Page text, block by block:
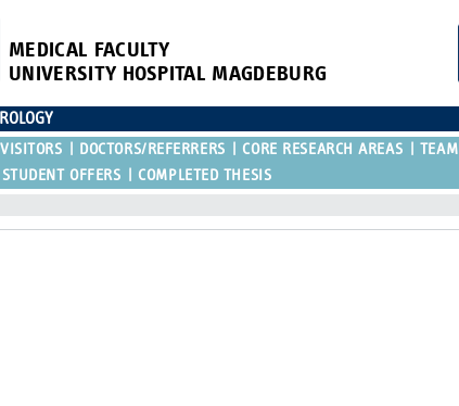
MEDICAL FACULTY
UNIVERSITY HOSPITAL MAGDEBURG
DOCTORS/REFERRERS CORE RESEARCH AREAS TEAM
STUDENT OFFERS COMPLETED THESIS